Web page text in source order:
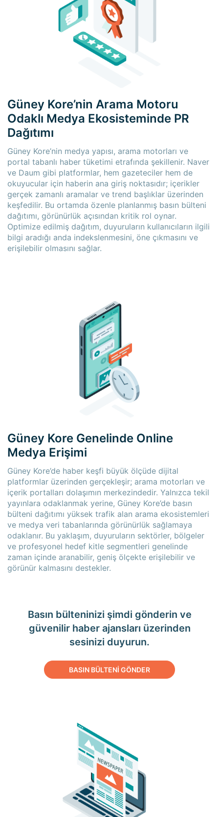
Güney Kore’nin Arama Motoru
Odaklı Medya Ekosisteminde PR
Dağıtımı
Güney Kore’nin medya yapısı, arama motorları ve
portal tabanlı haber tüketimi etrafında şekillenir. Naver
ve Daum gibi platformlar, hem gazeteciler hem de
okuyucular için haberin ana giriş noktasıdır; içerikler
gerçek zamanlı aramalar ve trend başlıklar üzerinden
keşfedilir. Bu ortamda özenle planlanmış basın bülteni
dağıtımı, görünürlük açısından kritik rol oynar.
Optimize edilmiş dağıtım, duyuruların kullanıcıların ilgili
bilgi aradığı anda indekslenmesini, öne çıkmasını ve
erişilebilir olmasını sağlar.
Güney Kore Genelinde Online
Medya Erişimi
Güney Kore’de haber keşfi büyük ölçüde dijital
platformlar üzerinden gerçekleşir; arama motorları ve
içerik portalları dolaşımın merkezindedir. Yalnızca tekil
yayınlara odaklanmak yerine, Güney Kore’de basın
bülteni dağıtımı yüksek trafik alan arama ekosistemleri
ve medya veri tabanlarında görünürlük sağlamaya
odaklanır. Bu yaklaşım, duyuruların sektörler, bölgeler
ve profesyonel hedef kitle segmentleri genelinde
zaman içinde aranabilir, geniş ölçekte erişilebilir ve
görünür kalmasını destekler.
Basın bülteninizi şimdi gönderin ve
güvenilir haber ajansları üzerinden
sesinizi duyurun.
BASIN BÜLTENİ GÖNDER